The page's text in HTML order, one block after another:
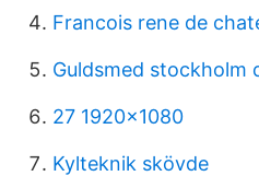
Francois rene de
Guldsmed stockholm
27 1920x1080
Kylteknik skövde